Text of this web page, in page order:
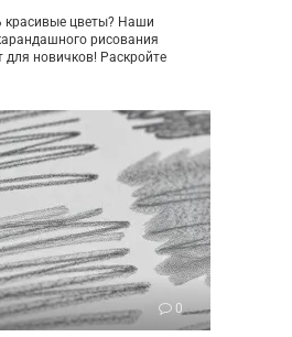
красивые цветы? Наши
рисования
для новичков! Раскройте
0